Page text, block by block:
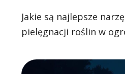
Jakie są najlepsze
pielęgnacji roślin w